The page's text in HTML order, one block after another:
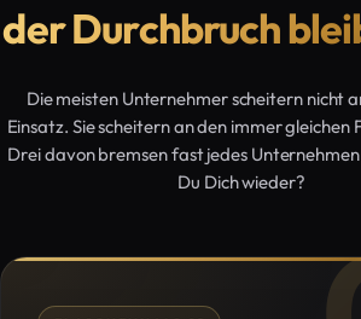
der Durchbruch
Die meisten Unternehmer scheitern nicht
Einsatz. Sie scheitern an den immer gleichen
Drei davon bremsen fast jedes
Du Dich wieder?